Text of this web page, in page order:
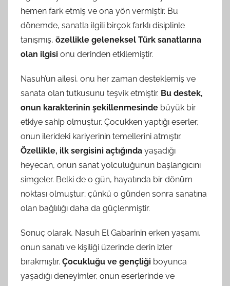
hemen fark etmiş ve ona yön vermiştir. Bu
dönemde, sanatla ilgili birçok farklı disiplinle
tanışmış, özellikle geleneksel Türk sanatlarına
olan ilgisi onu derinden etkilemiştir.
Nasuh’un ailesi, onu her zaman desteklemiş ve
sanata olan tutkusunu teşvik etmiştir. Bu destek,
onun karakterinin şekillenmesinde büyük bir
etkiye sahip olmuştur. Çocukken yaptığı eserler,
onun ilerideki kariyerinin temellerini atmıştır.
Özellikle, ilk sergisini açtığında yaşadığı
heyecan, onun sanat yolculuğunun başlangıcını
simgeler. Belki de o gün, hayatında bir dönüm
noktası olmuştur; çünkü o günden sonra sanatına
olan bağlılığı daha da güçlenmiştir.
Sonuç olarak, Nasuh El Gabarinin erken yaşamı,
onun sanatı ve kişiliği üzerinde derin izler
bırakmıştır. Çocukluğu ve gençliği boyunca
yaşadığı deneyimler, onun eserlerinde ve